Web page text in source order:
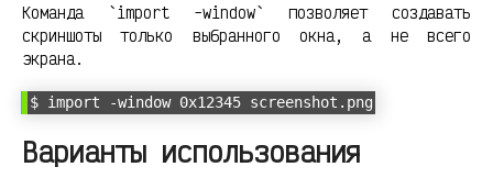
Команда `import -window` позволяет создавать
скриншоты только выбранного окна, а не всего
экрана.
$ import -window 0x12345 screenshot.png
Варианты использования